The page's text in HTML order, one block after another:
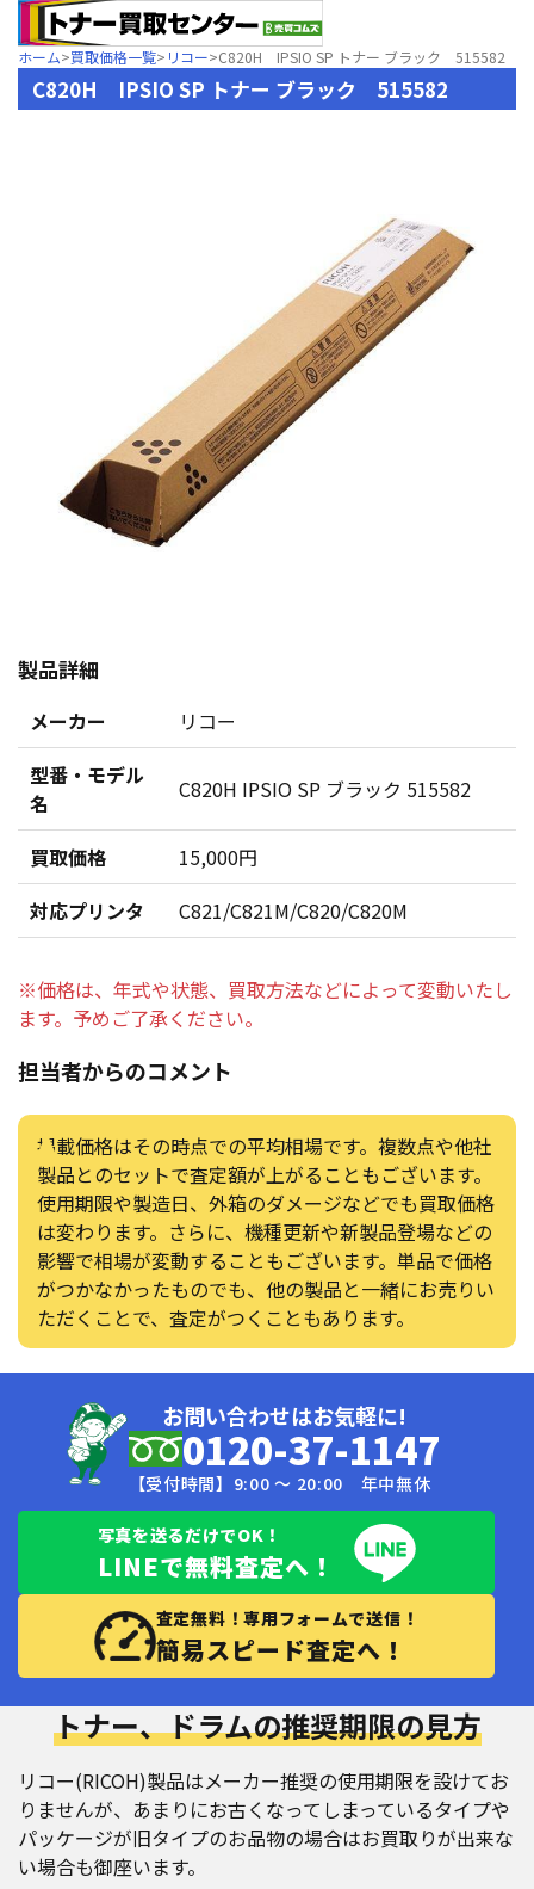
ホーム>買取価格一覧> リコー>C820H IPSIO SP トナー ブラック 515582
C820H IPSIO SP トナー ブラック 515582
製品詳細
メーカー
リコー
型番・モデル
名
C820H IPSIO SP ブラック 515582
買取価格
15,000円
対応プリンタ
C821/C821M/C820/C820M
※価格は、年式や状態、買取方法などによって変動いたし
ます。予めご了承ください。
担当者からのコメント
掲載価格はその時点での平均相場です。複数点や他社
製品とのセットで査定額が上がることもございます。
使用期限や製造日、外箱のダメージなどでも買取価格
は変わります。さらに、機種更新や新製品登場などの
影響で相場が変動することもございます。単品で価格
がつかなかったものでも、他の製品と一緒にお売りい
ただくことで、査定がつくこともあります。
お問い合わせはお気軽に!
0120-37-1147
【受付時間】9:00 〜 20:00 年中無休
写真を送るだけでOK！
LINEで無料査定へ！
査定無料！専用フォームで送信！
簡易スピード査定へ！
トナー、ドラムの推奨期限の見方
リコー(RICOH)製品はメーカー推奨の使用期限を設けてお
りませんが、あまりにお古くなってしまっているタイプや
パッケージが旧タイプのお品物の場合はお買取りが出来な
い場合も御座います。